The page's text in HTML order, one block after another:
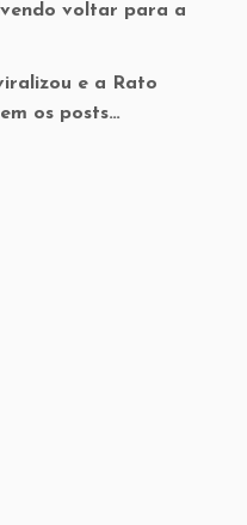
voltar para a
e a Rato
os posts…